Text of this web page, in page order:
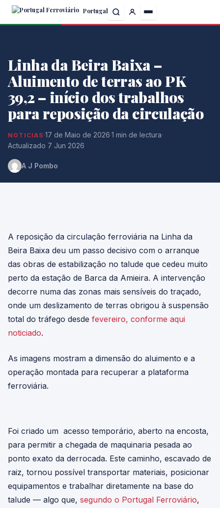
Skip
Portugal
Linha da Beira Baixa –
Aluimento de terras ao PK
39,2 – início dos trabalhos
para reposição da circulação
NOTICIAS ·17 de Maio de 2026·1 min de lectura·
Actualizado 7 Jun 2026
A J Pombo
A reposição da circulação ferroviária na Linha da
Beira Baixa deu um passo decisivo com o arranque
das obras de estabilização no talude que cedeu muito
perto da estação de Barca da Amieira. A intervenção
decorre numa das zonas mais sensíveis do traçado,
onde um deslizamento de terras obrigou à suspensão
total do tráfego desde fevereiro, conforme aqui
noticiado.
As imagens mostram a dimensão do aluimento e a
operação montada para recuperar a plataforma
ferroviária.
Foi criado um acesso temporário, aberto na encosta,
para permitir a chegada de maquinaria pesada ao
ponto exato da derrocada. Este caminho, escavado de
raiz, tornou possível transportar materiais, posicionar
equipamentos e trabalhar diretamente na base do
talude — algo que, segundo o Portugal Ferroviário,